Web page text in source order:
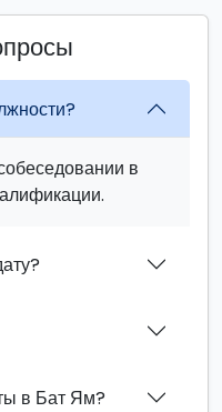
в
в Бат Ям?